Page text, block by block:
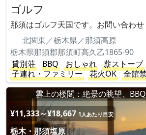
ゴルフ
那須はゴルフ天国です。お問い合わせ
北関東／栃木県／那須高原
栃木県那須郡那須町高久乙1865-90
貸別荘
BBQ おしゃれ 薪ストーブ
子連れ・ファミリー
花火OK 全館
雲上の楼閣：絶景の眺望、
¥11,333～¥18,667 1人あたり目安
栃木・那須塩原